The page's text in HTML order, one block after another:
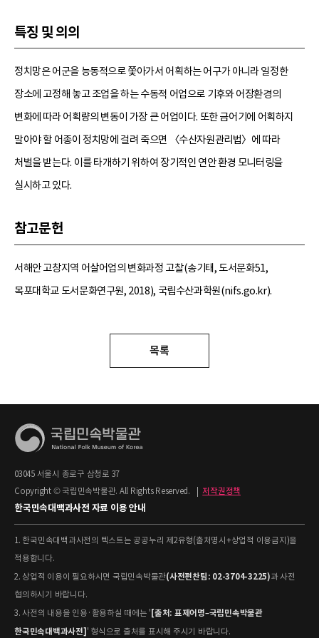
특징 및 의의
정치망은 어군을 능동적으로 쫓아가서 어획하는 어구가 아니라 일정한
장소에 고정해 놓고 조업을 하는 수동적 어업으로 기후와 어장환경의
변화에 따라 어획량의 변동이 가장 큰 어업이다. 또한 금어기에 어획하지
말아야 할 어종이 정치망에 걸려 죽으면 〈수산자원관리법〉에 따라
처벌을 받는다. 이를 타개하기 위하여 장기적인 연안 환경 모니터링을
실시하고 있다.
참고문헌
서해안 고창지역 어살어업의 변화과정 고찰(송기태, 도서문화51,
목포대학교 도서문화연구원, 2018), 국립수산과학원(nifs.go.kr).
목록
03045 서울시 종로구 삼청로 37
Copyright © 국립민속박물관. All Rights Reserved.
저작권정책
한국민속대백과사전 자료 이용 안내
1. 한국민속대백과사전의 텍스트는 공공누리 제2유형(출처명시+상업적 이용금지)을
적용합니다.
2. 상업적 이용이 필요하시면 국립민속박물관(사전편찬팀: 02-3704-3225)과 사전
협의하시기 바랍니다.
3. 사전의 내용을 인용·활용하실 때에는 '[출처: 표제어명–국립민속박물관
한국민속대백과사전]' 형식으로 출처를 표시해 주시기 바랍니다.